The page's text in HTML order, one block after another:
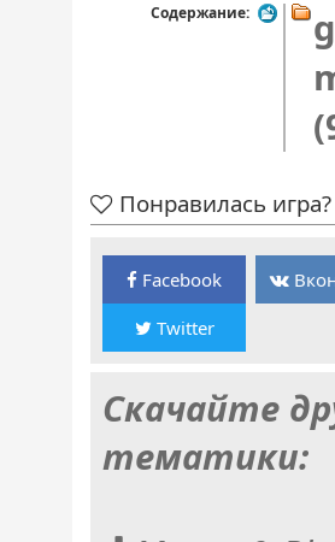
Содержание:
Понравилась
Facebook
Twitter
Скачайте
тематики: